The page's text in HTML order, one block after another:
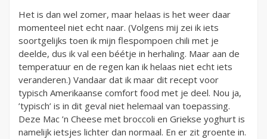
Het is dan wel zomer, maar helaas is het weer daar
momenteel niet echt naar. (Volgens mij zei ik iets
soortgelijks toen ik mijn flespompoen chili met je
deelde, dus ik val een béétje in herhaling. Maar aan de
temperatuur en de regen kan ik helaas niet echt iets
veranderen.) Vandaar dat ik maar dit recept voor
typisch Amerikaanse comfort food met je deel. Nou ja,
’typisch’ is in dit geval niet helemaal van toepassing.
Deze Mac ’n Cheese met broccoli en Griekse yoghurt is
namelijk ietsjes lichter dan normaal. En er zit groente in.